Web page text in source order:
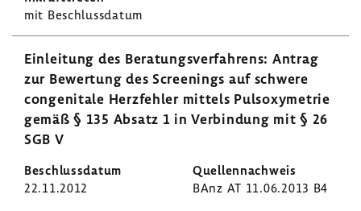
mit Beschluss­datum
Einlei­tung des Bera­tungs­ver­fah­rens: Antrag
zur Bewer­tung des Scree­nings auf schwere
conge­ni­tale Herz­fehler mittels Puls­oxy­me­trie
gemäß § 135 Absatz 1 in Verbin­dung mit § 26
SGB V
22.11.2012 BAnz AT 11.06.2013 B4